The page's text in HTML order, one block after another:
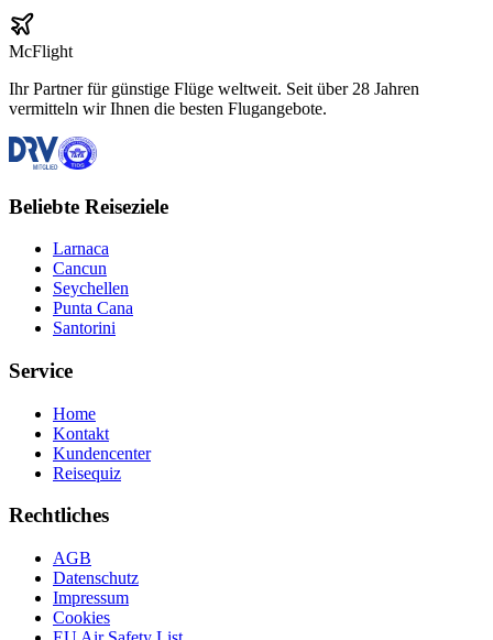
McFlight
Ihr Partner für günstige Flüge weltweit. Seit über 28 Jahren
vermitteln wir Ihnen die besten Flugangebote.
Beliebte Reiseziele
Larnaca
Cancun
Seychellen
Punta Cana
Santorini
Service
Home
Kontakt
Kundencenter
Reisequiz
Rechtliches
AGB
Datenschutz
Impressum
Cookies